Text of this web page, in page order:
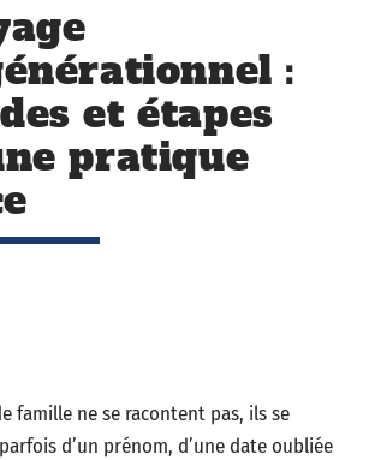
:
et étapes
pratique
famille ne se racontent pas, ils se
d’un prénom, d’une date oubliée